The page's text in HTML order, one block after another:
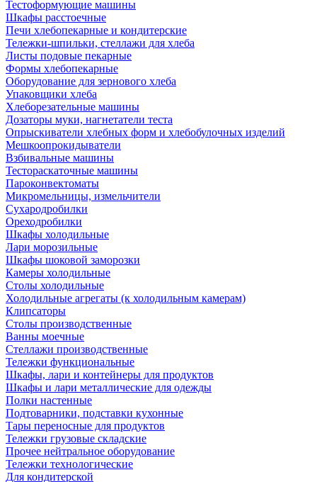
Тестоформующие машины
Шкафы расстоечные
Печи хлебопекарные и кондитерские
Тележки-шпильки, стеллажи для хлеба
Листы подовые пекарные
Формы хлебопекарные
Оборудование для зернового хлеба
Упаковщики хлеба
Хлеборезательные машины
Дозаторы муки, нагнетатели теста
Опрыскиватели хлебных форм и хлебобулочных изделий
Мешкоопрокидыватели
Взбивальные машины
Тестораскаточные машины
Пароконвектоматы
Микромельницы, измельчители
Сухародробилки
Ореходробилки
Шкафы холодильные
Лари морозильные
Шкафы шоковой заморозки
Камеры холодильные
Столы холодильные
Холодильные агрегаты (к холодильным камерам)
Клипсаторы
Столы производственные
Ванны моечные
Стеллажи производственные
Тележки функциональные
Шкафы, лари и контейнеры для продуктов
Шкафы и лари металлические для одежды
Полки настенные
Подтоварники, подставки кухонные
Тары переносные для продуктов
Тележки грузовые складские
Прочее нейтральное оборудование
Тележки технологические
Для кондитерской